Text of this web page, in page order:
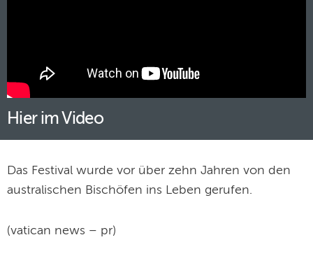
Hier im Video
Das Festival wurde vor über zehn Jahren von den
australischen Bischöfen ins Leben gerufen.
(vatican news – pr)